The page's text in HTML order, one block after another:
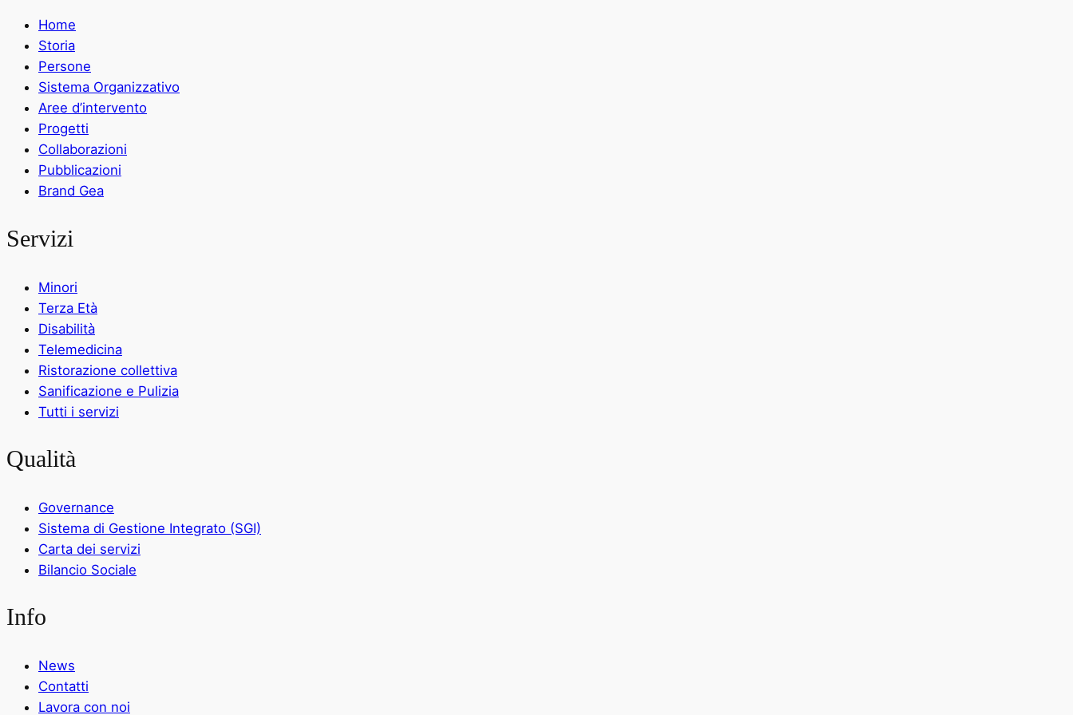
Home
Storia
Persone
Sistema Organizzativo
Aree d’intervento
Progetti
Collaborazioni
Pubblicazioni
Brand Gea
Servizi
Minori
Terza Età
Disabilità
Telemedicina
Ristorazione collettiva
Sanificazione e Pulizia
Tutti i servizi
Qualità
Governance
Sistema di Gestione Integrato (SGI)
Carta dei servizi
Bilancio Sociale
Info
News
Contatti
Lavora con noi